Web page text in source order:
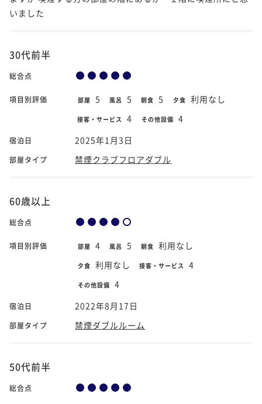
いました
30代前半
総合点
項目別評価 部屋 5 風呂 5 朝食 5 夕食 利用なし
接客・サービス 4 その他設備 4
宿泊日 2025年1月3日
部屋タイプ 禁煙クラブフロアダブル
60歳以上
総合点
項目別評価 部屋 4 風呂 5 朝食 利用なし
夕食 利用なし 接客・サービス 4
その他設備 4
宿泊日 2022年8月17日
部屋タイプ 禁煙ダブルルーム
50代前半
総合点